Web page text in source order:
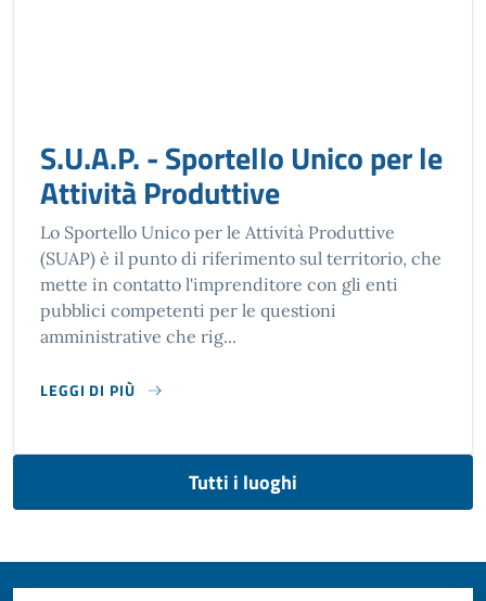
S.U.A.P. - Sportello Unico per le
Attività Produttive
Lo Sportello Unico per le Attività Produttive
(SUAP) è il punto di riferimento sul territorio, che
mette in contatto l'imprenditore con gli enti
pubblici competenti per le questioni
amministrative che rig...
LEGGI DI PIÙ
SU S.U.A.P. - SPORTELLO UNICO PER LE ATTIVITÀ
Tutti i luoghi